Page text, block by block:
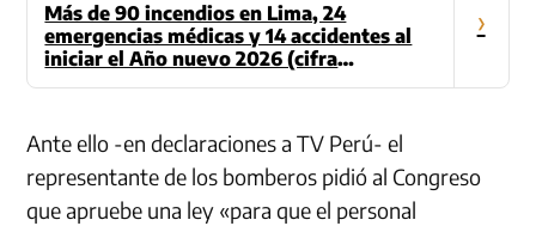
Más de 90 incendios en Lima, 24
emergencias médicas y 14 accidentes al
iniciar el Año nuevo 2026 (cifra
actualizada)
›
Ante ello -en declaraciones a TV Perú- el
representante de los bomberos pidió al Congreso
que apruebe una ley «para que el personal